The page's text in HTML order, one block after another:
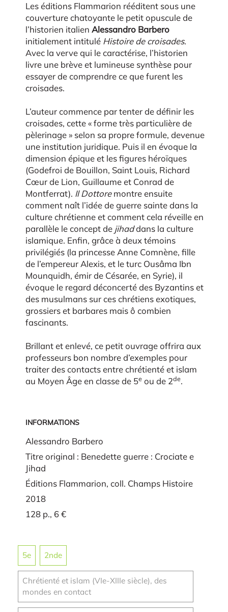
Les éditions Flammarion rééditent sous une
couverture chatoyante le petit opuscule de
l’historien italien Alessandro Barbero
initialement intitulé Histoire de croisades.
Avec la verve qui le caractérise, l’historien
livre une brève et lumineuse synthèse pour
essayer de comprendre ce que furent les
croisades.
L’auteur commence par tenter de définir les
croisades, cette « forme très particulière de
pèlerinage » selon sa propre formule, devenue
une institution juridique. Puis il en évoque la
dimension épique et les figures héroïques
(Godefroi de Bouillon, Saint Louis, Richard
Cœur de Lion, Guillaume et Conrad de
Montferrat). Il Dottoremontre ensuite
comment naît l’idée de guerre sainte dans la
culture chrétienne et comment cela réveille en
parallèle le concept de jihaddans la culture
islamique. Enfin, grâce à deux témoins
privilégiés (la princesse Anne Comnène, fille
de l’empereur Alexis, et le turc Ousâma Ibn
Mounquidh, émir de Césarée, en Syrie), il
évoque le regard déconcerté des Byzantins et
des musulmans sur ces chrétiens exotiques,
grossiers et barbares mais ô combien
fascinants.
Brillant et enlevé, ce petit ouvrage offrira aux
professeurs bon nombre d’exemples pour
traiter des contacts entre chrétienté et islam
au Moyen Âge en classe de 5e ou de 2de.
INFORMATIONS
Alessandro Barbero
Titre original : Benedette guerre : Crociate e
Jihad
Éditions Flammarion, coll. Champs Histoire
2018
128 p., 6 €
5e 2nde
Chrétienté et islam (VIe-XIIIe siècle), des
mondes en contact